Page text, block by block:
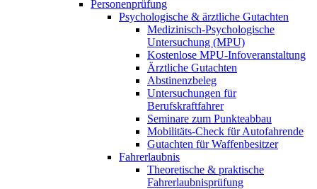
Personenprüfung
Psychologische & ärztliche Gutachten
Medizinisch-Psychologische
Untersuchung (MPU)
Kostenlose MPU-Infoveranstaltung
Ärztliche Gutachten
Abstinenzbeleg
Untersuchungen für
Berufskraftfahrer
Seminare zum Punkteabbau
Mobilitäts-Check für Autofahrende
Gutachten für Waffenbesitzer
Fahrerlaubnis
Theoretische & praktische
Fahrerlaubnisprüfung